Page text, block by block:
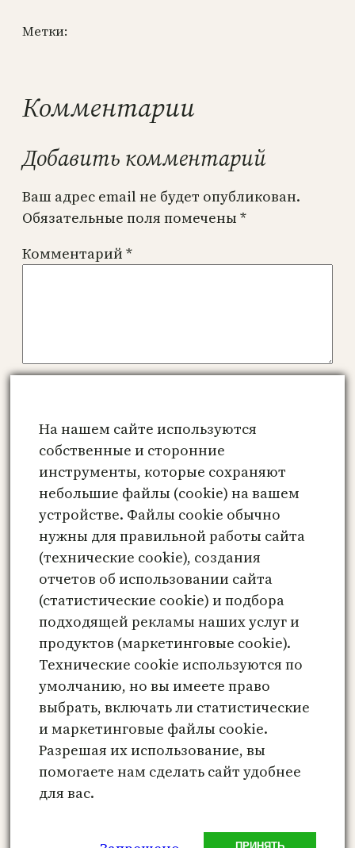
Метки:
Комментарии
Добавить комментарий
Ваш адрес email не будет опубликован.
Обязательные поля помечены *
Комментарий *
Email*
Сайт
Сохранить моё имя, email и адрес сайта
в этом браузере для последующих моих
комментариев.
Этот сайт использует Akismet для борьбы
со спамом.Узнайте, как обрабатываются
ваши данные комментариев.
Метафорические карты онлайн –
На нашем сайте используются
собственные и сторонние
инструменты, которые сохраняют
небольшие файлы (cookie) на вашем
устройстве. Файлы cookie обычно
нужны для правильной работы сайта
(технические cookie), создания
отчетов об использовании сайта
(статистические cookie) и подбора
подходящей рекламы наших услуг и
продуктов (маркетинговые cookie).
Технические cookie используются по
умолчанию, но вы имеете право
выбрать, включать ли статистические
и маркетинговые файлы cookie.
Разрешая их использование, вы
помогаете нам сделать сайт удобнее
для вас.